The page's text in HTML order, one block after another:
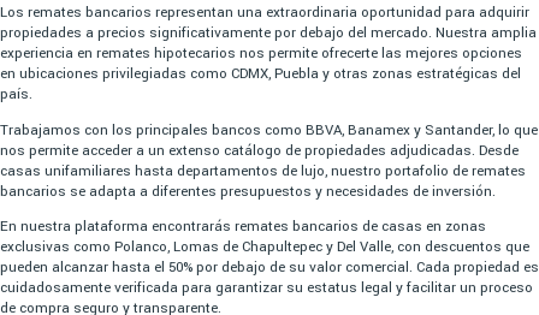
Los remates bancarios representan una extraordinaria oportunidad para adquirir
propiedades a precios significativamente por debajo del mercado. Nuestra amplia
experiencia en remates hipotecarios nos permite ofrecerte las mejores opciones
en ubicaciones privilegiadas como CDMX, Puebla y otras zonas estratégicas del
país.
Trabajamos con los principales bancos como BBVA, Banamex y Santander, lo que
nos permite acceder a un extenso catálogo de propiedades adjudicadas. Desde
casas unifamiliares hasta departamentos de lujo, nuestro portafolio de remates
bancarios se adapta a diferentes presupuestos y necesidades de inversión.
En nuestra plataforma encontrarás remates bancarios de casas en zonas
exclusivas como Polanco, Lomas de Chapultepec y Del Valle, con descuentos que
pueden alcanzar hasta el 50% por debajo de su valor comercial. Cada propiedad es
cuidadosamente verificada para garantizar su estatus legal y facilitar un proceso
de compra seguro y transparente.